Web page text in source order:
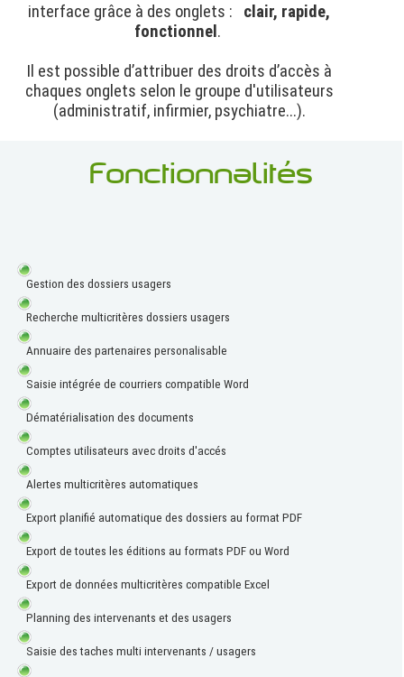
interface grâce à des onglets : clair, rapide,
fonctionnel .
Il est possible d’attribuer des droits d’accès à
chaques onglets selon le groupe d'utilisateurs
(administratif, infirmier, psychiatre...).
Fonctionnalités
Gestion des dossiers usagers
Recherche multicritères dossiers usagers
Annuaire des partenaires personalisable
Saisie intégrée de courriers compatible Word
Dématérialisation des documents
Comptes utilisateurs avec droits d'accés
Alertes multicritères automatiques
Export planifié automatique des dossiers au format PDF
Export de toutes les éditions au formats PDF ou Word
Export de données multicritères compatible Excel
Planning des intervenants et des usagers
Saisie des taches multi intervenants / usagers